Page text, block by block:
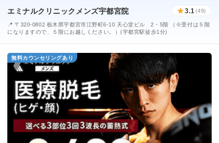
エミナルクリニックメンズ宇都宮院 ★3.1 (49)
📍 〒320-0802 栃木県宇都宮市江野町6-10 天心堂ビル 2・5階 （※受付は５階
になりますので、５階にお越しください。）(宇都宮駅徒歩1分)
無料カウンセリングあり